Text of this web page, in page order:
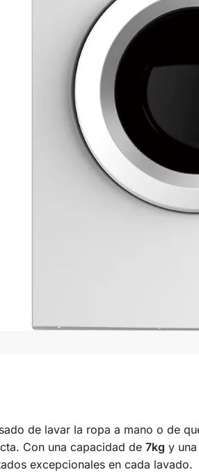
de lavar la ropa a mano o de
Con una capacidad de 7kg y
excepcionales en cada lavado.